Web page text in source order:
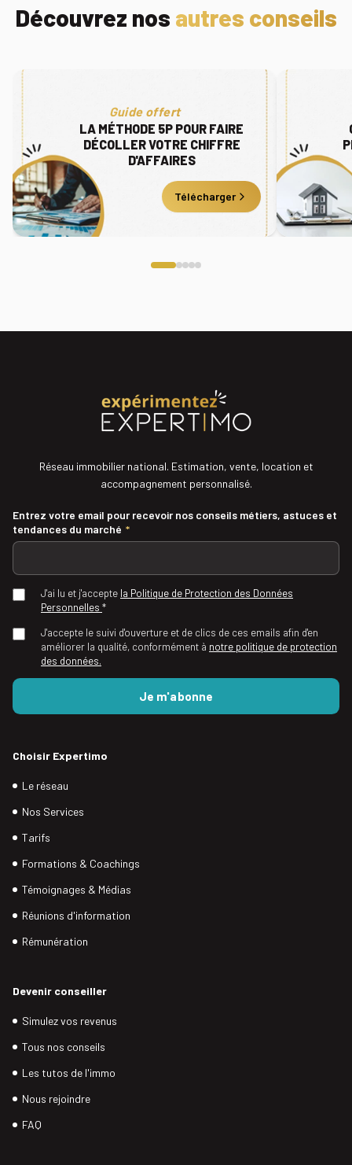
Découvrez nos autres conseils
Guide offert
LA MÉTHODE 5P POUR FAIRE
DÉCOLLER VOTRE CHIFFRE
D'AFFAIRES
Télécharger
Réseau immobilier national. Estimation, vente, location et
accompagnement personnalisé.
Entrez votre email pour recevoir nos conseils métiers, astuces et
tendances du marché *
J'ai lu et j'accepte la Politique de Protection des Données
Personnelles *
J'accepte le suivi d'ouverture et de clics de ces emails afin d'en
améliorer la qualité, conformément à notre politique de protection
des données.
Choisir Expertimo
Le réseau
Nos Services
Tarifs
Formations & Coachings
Témoignages & Médias
Réunions d'information
Rémunération
Devenir conseiller
Simulez vos revenus
Tous nos conseils
Les tutos de l'immo
Nous rejoindre
FAQ